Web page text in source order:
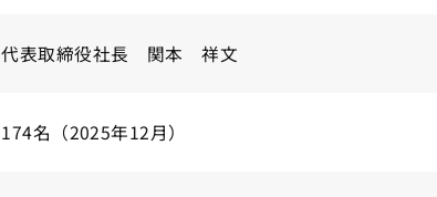
代表取締役社長 関本 祥文
174名（2025年12月）